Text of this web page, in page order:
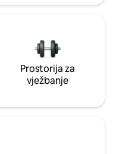
Prostorija za
vježbanje